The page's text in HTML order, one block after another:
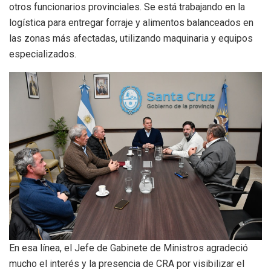
otros funcionarios provinciales. Se está trabajando en la
logística para entregar forraje y alimentos balanceados en
las zonas más afectadas, utilizando maquinaria y equipos
especializados.
En esa línea, el Jefe de Gabinete de Ministros agradeció
mucho el interés y la presencia de CRA por visibilizar el